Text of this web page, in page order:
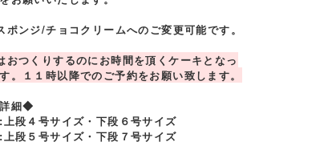
ポンジ/チョコクリームへのご変更可能です。
おつくりするのにお時間を頂くケーキとなっ
。１１時以降でのご予約をお願い致します。
細◆
段４号サイズ・下段６号サイズ
段５号サイズ・下段７号サイズ